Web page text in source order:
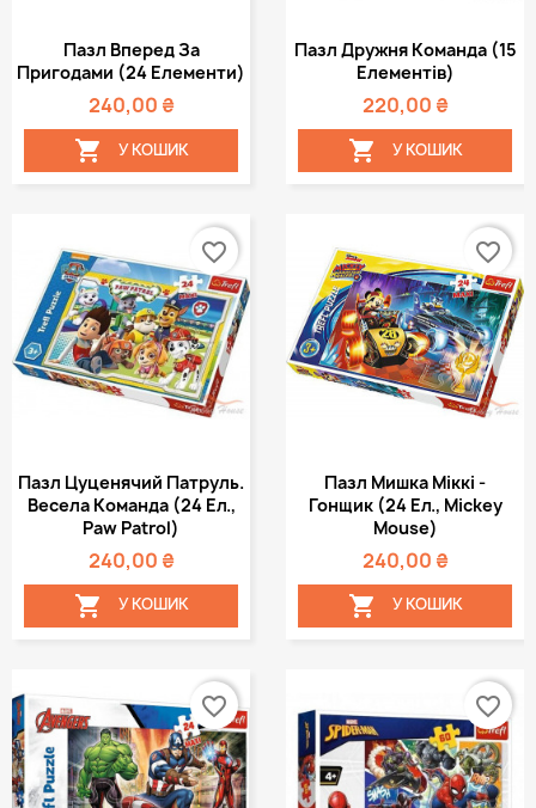
Пазл Вперед За
Пригодами (24 Елементи)
240,00 ₴
 У КОШИК
Пазл Дружня Команда (15
Елементів)
220,00 ₴
 У КОШИК
Пазл Цуценячий Патруль.
Весела Команда (24 Ел.,
Paw Patrol)
240,00 ₴
 У КОШИК
favorite_border
Пазл Мишка Міккі -
Гонщик (24 Ел., Mickey
Mouse)
240,00 ₴
 У КОШИК
favorite_border
favorite_border favorite_border